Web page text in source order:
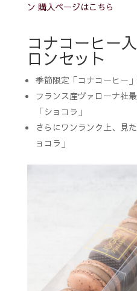
ン 購入ページはこちら
コナコーヒー
ロンセット
季節限定「コナコーヒー
フランス産ヴァローナ社
「ショコラ」
さらにワンランク上、見
ョコラ」